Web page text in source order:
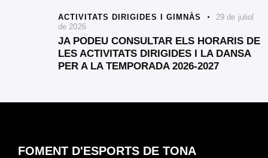
ACTIVITATS DIRIGIDES I GIMNÀS
29 de juliol
de 2026
JA PODEU CONSULTAR ELS HORARIS DE
LES ACTIVITATS DIRIGIDES I LA DANSA
PER A LA TEMPORADA 2026-2027
FOMENT D'ESPORTS DE TONA